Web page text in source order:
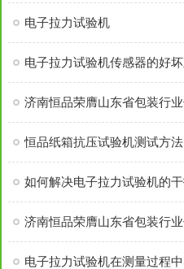
电子拉力试验机
恒品纸箱抗压试验机测试方法